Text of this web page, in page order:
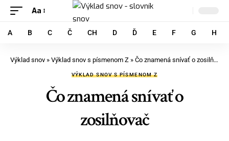
Aa
A B C Č CH D Ď E F G H
Výklad snov » Výklad snov s písmenom Z » Čo znamená snívať o zosilňovač
VÝKLAD SNOV S PÍSMENOM Z
Čo znamená snívať o
zosilňovač